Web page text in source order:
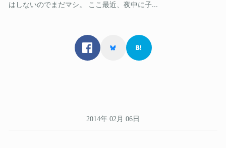
はしないのでまだマシ。 ここ最近、夜中に子...
2014年 02月 06日